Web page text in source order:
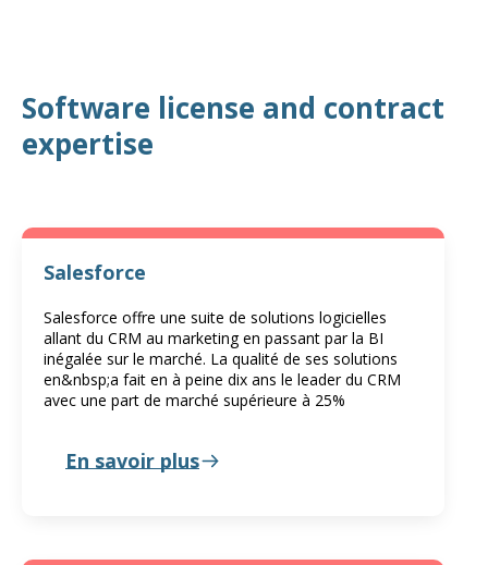
Software license and contract
expertise
Salesforce
Salesforce offre une suite de solutions logicielles
allant du CRM au marketing en passant par la BI
inégalée sur le marché. La qualité de ses solutions
en&nbsp;a fait en à peine dix ans le leader du CRM
avec une part de marché supérieure à 25%
En savoir plus